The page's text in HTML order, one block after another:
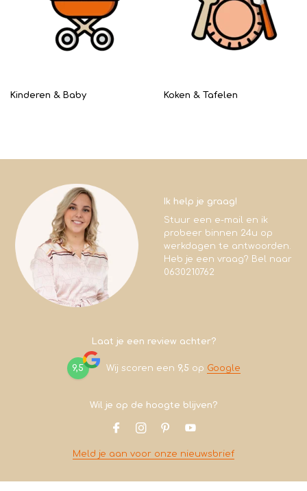
Kinderen & Baby Koken & Tafelen
Ik help je graag!
Stuur een e-mail en ik
probeer binnen 24u op
werkdagen te antwoorden.
Heb je een vraag? Bel naar
0630210762
Laat je een review achter?
9,5 Wij scoren een 9,5 op Google
Wil je op de hoogte blijven?
Meld je aan voor onze nieuwsbrief